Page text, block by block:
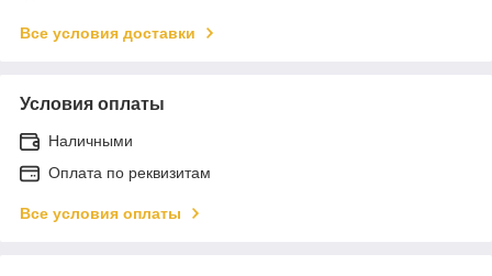
Все условия доставки
Условия оплаты
Наличными
Оплата по реквизитам
Все условия оплаты